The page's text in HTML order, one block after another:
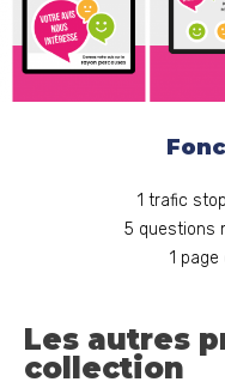
1 trafic
5 questions
1
Les autres
collection